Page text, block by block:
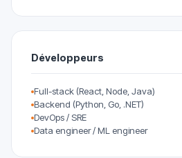
Développeurs
Full-stack (React, Node, Java)
Backend (Python, Go, .NET)
DevOps / SRE
Data engineer / ML engineer